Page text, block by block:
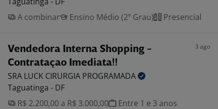
A combinar
Ensino Médio (2º Grau) Presencial
Vendedora Interna Shopping -
Contrataçao Imediata!!
3 ago
SRA LUCK CIRURGIA PROGRAMADA
Taguatinga - DF
R$ 2.200,00 a R$ 3.000,00
Entre 1 e 3 anos